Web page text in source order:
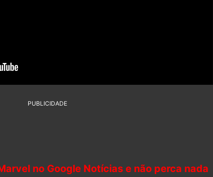
PUBLICIDADE
no Google Notícias e não perca nada